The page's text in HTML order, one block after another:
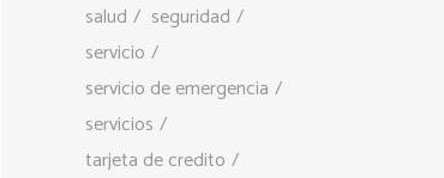
salud
seguridad
servicio
servicio de emergencia
servicios
tarjeta de credito